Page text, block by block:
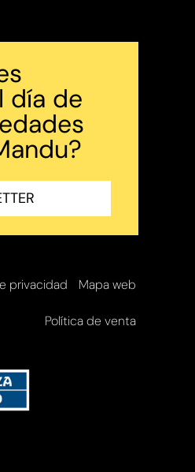
día de
Mapa web
privacidad
Política de venta